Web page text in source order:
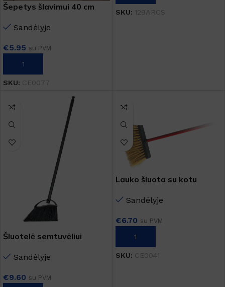
Šepetys šlavimui 40 cm
Sandėlyje
€5.95 su PVM
Į KREPŠELĮ
SKU: CE0077
SKU: 129ARCS
Šluotelė semtuvėliui
Sandėlyje
€9.60 su PVM
Lauko šluota su kotu
Sandėlyje
€6.70 su PVM
Į KREPŠELĮ
SKU: CE0041